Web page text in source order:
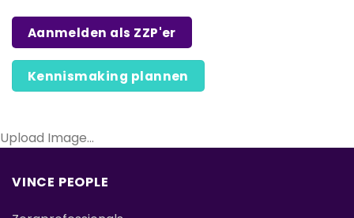
Aanmelden als ZZP'er
Kennismaking plannen
Upload Image...
VINCE PEOPLE